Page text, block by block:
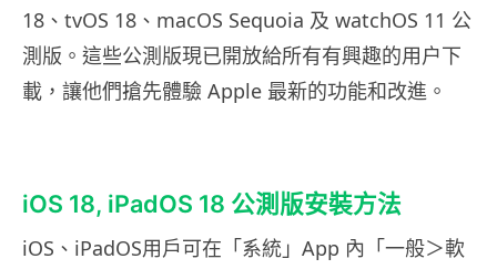
18、tvOS 18、macOS Sequoia 及 watchOS 11 公
測版。這些公測版現已開放給所有有興趣的用户下
載，讓他們搶先體驗 Apple 最新的功能和改進。
iOS 18, iPadOS 18 公測版安裝方法
iOS、iPadOS用戶可在「系統」App 內「一般＞軟